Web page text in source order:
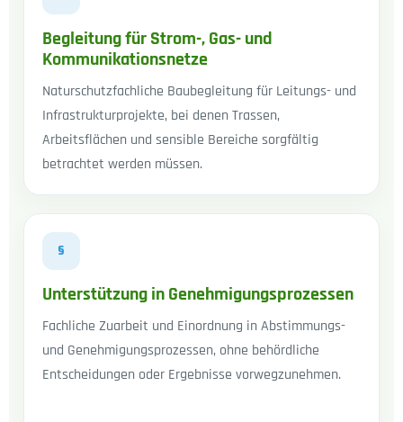
Begleitung für Strom-, Gas- und
Kommunikationsnetze
Naturschutzfachliche Baubegleitung für Leitungs- und
Infrastrukturprojekte, bei denen Trassen,
Arbeitsflächen und sensible Bereiche sorgfältig
betrachtet werden müssen.
§
Unterstützung in Genehmigungsprozessen
Fachliche Zuarbeit und Einordnung in Abstimmungs-
und Genehmigungsprozessen, ohne behördliche
Entscheidungen oder Ergebnisse vorwegzunehmen.